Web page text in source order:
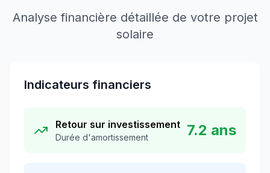
Analyse financière détaillée de votre projet
solaire
Indicateurs financiers
Retour sur investissement
Durée d'amortissement 7.2 ans